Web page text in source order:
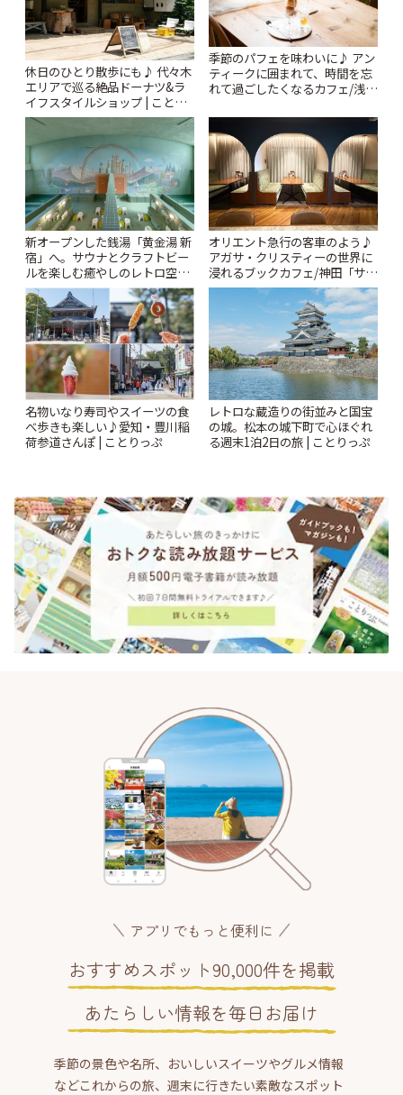
休日のひとり散歩にも♪ 代々木
エリアで巡る絶品ドーナツ&ラ
イフスタイルショップ | ことり
っぷ
季節のパフェを味わいに♪ アン
ティークに囲まれて、時間を忘
れて過ごしたくなるカフェ/浅草
新オープンした銭湯「黄金湯 新
宿」へ。サウナとクラフトビー
ルを楽しむ癒やしのレトロ空間
| ことりっぷ
オリエント急行の客車のよう♪
アガサ・クリスティーの世界に
浸れるブックカフェ/神田「サロ
ンクリスティ」 | ことりっぷ
名物いなり寿司やスイーツの食
べ歩きも楽しい♪愛知・豊川稲
荷参道さんぽ | ことりっぷ
レトロな蔵造りの街並みと国宝
の城。松本の城下町で心ほぐれ
る週末1泊2日の旅 | ことりっぷ
アプリでもっと便利に
おすすめスポット90,000件を掲載
あたらしい情報を毎日お届け
季節の景色や名所、おいしいスイーツやグルメ情報
などこれからの旅、週末に行きたい素敵なスポット